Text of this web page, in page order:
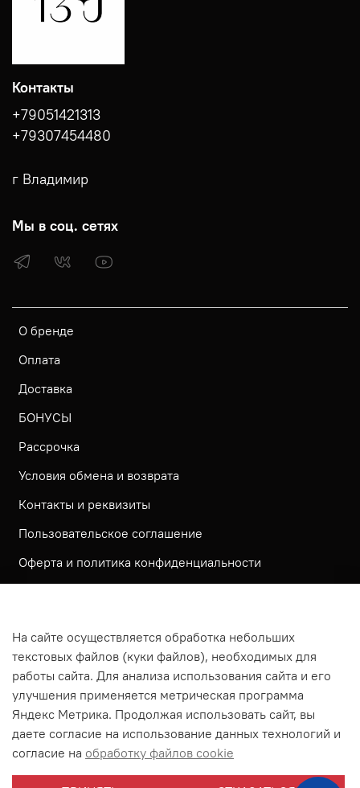
О бренде
Оплата
Доставка
БОНУСЫ
Рассрочка
Условия обмена и возврата
Контакты и реквизиты
Пользовательское соглашение
Оферта и политика конфиденциальности
Согласие посетителя сайта на обработку
персональных данных
На сайте используется метрическая система ЯНДЕКС
МЕТРИКА
На сайте применяются рекомендательные технологии
Согласие на получение рассылки рекламно-
Контакты
+79051421313
+79307454480
г Владимир
Мы в соц. сетях
На сайте осуществляется обработка небольших
текстовых файлов (куки файлов), необходимых для
работы сайта. Для анализа использования сайта и его
улучшения применяется метрическая программа
Яндекс Метрика. Продолжая использовать сайт, вы
даете согласие на использование данных технологий и
согласие на обработку файлов cookie